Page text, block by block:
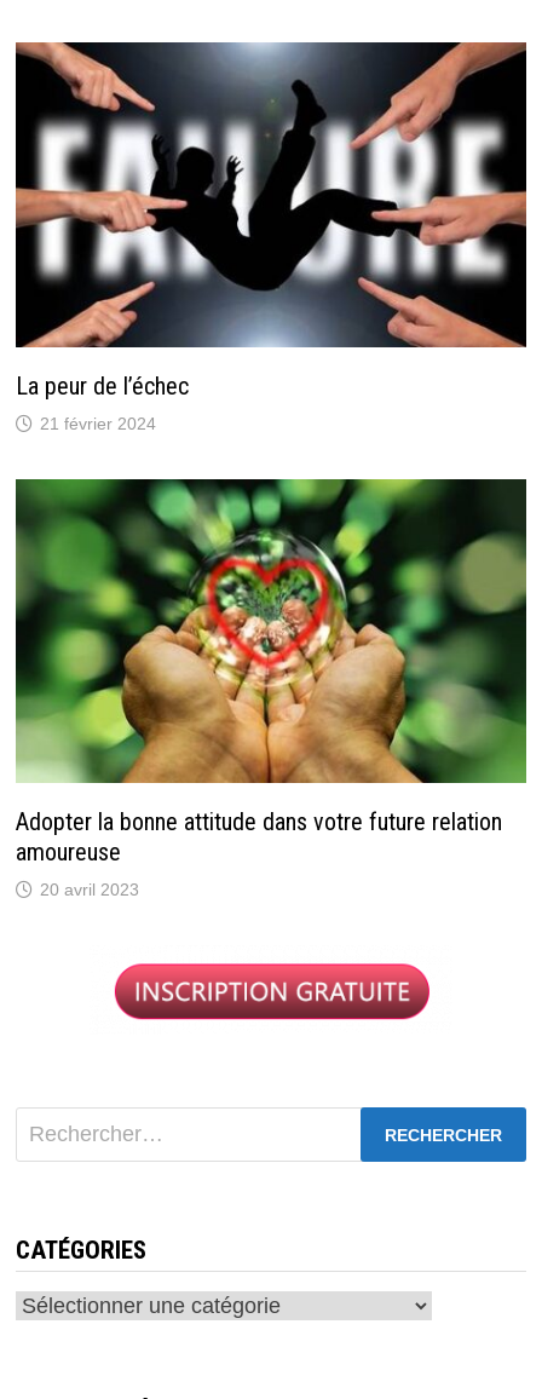
La peur de l’échec
21 février 2024
Adopter la bonne attitude dans votre future relation
amoureuse
20 avril 2023
Rechercher :
CATÉGORIES
Catégories